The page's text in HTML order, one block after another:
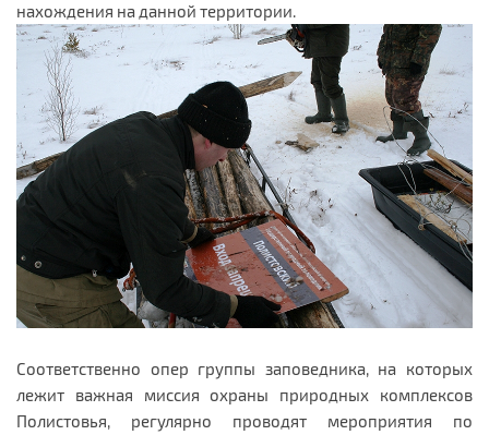
нахождения на данной территории.
Соответственно опер группы заповедника, на которых
лежит важная миссия охраны природных комплексов
Полистовья, регулярно проводят мероприятия по